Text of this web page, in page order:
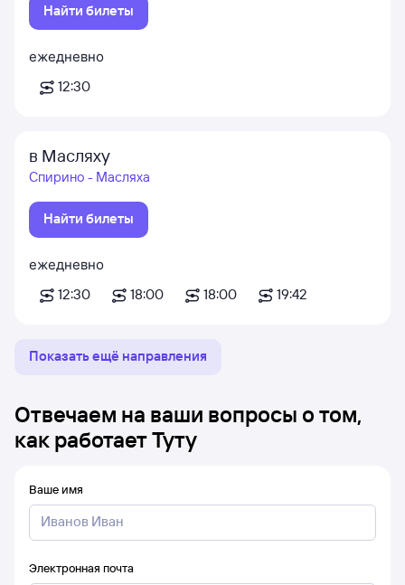
Найти билеты
ежедневно
12:30
в Масляху
Спирино - Масляха
Найти билеты
ежедневно
12:30
18:00 18:00 19:42
Показать ещё направления
Отвечаем на ваши вопросы о том,
как работает Туту
Ваше имя
Электронная почта